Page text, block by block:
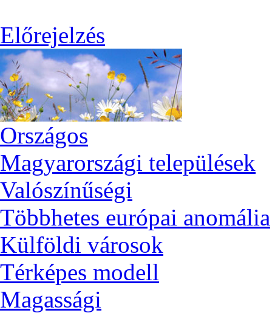
Előrejelzés
Országos
Magyarországi települések
Valószínűségi
Többhetes európai anomália
Külföldi városok
Térképes modell
Magassági